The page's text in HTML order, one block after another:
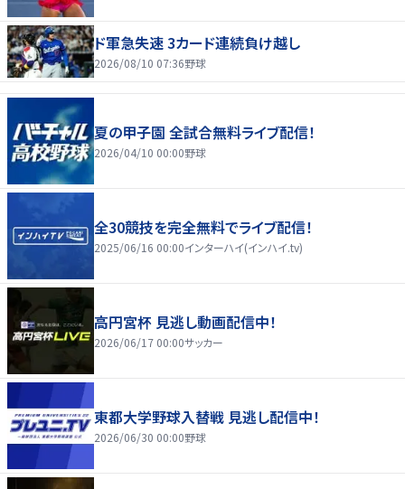
ド軍急失速 3カード連続負け越し
2026/08/10 07:36野球
夏の甲子園 全試合無料ライブ配信！
2026/04/10 00:00野球
全30競技を完全無料でライブ配信！
2025/06/16 00:00インターハイ(インハイ.tv)
高円宮杯 見逃し動画配信中！
2026/06/17 00:00サッカー
東都大学野球入替戦 見逃し配信中！
2026/06/30 00:00野球